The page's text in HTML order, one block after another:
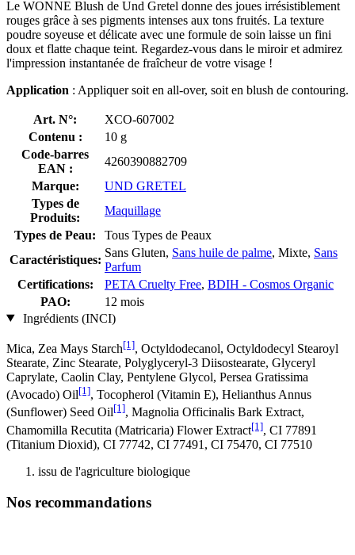
Le WONNE Blush de Und Gretel donne des joues irrésistiblement
rouges grâce à ses pigments intenses aux tons fruités. La texture
poudre soyeuse et délicate avec une formule de soin laisse un fini
doux et flatte chaque teint. Regardez-vous dans le miroir et admirez
l'impression instantanée de fraîcheur de votre visage !
Application : Appliquer soit en all-over, soit en blush de contouring.
Art. N°:
XCO-607002
Contenu :
10 g
Code-barres
EAN :
4260390882709
Marque:
UND GRETEL
Types de
Produits:
Maquillage
Types de Peau:
Tous Types de Peaux
Caractéristiques:
Sans Gluten, Sans huile de palme, Mixte, Sans
Parfum
Certifications:
PETA Cruelty Free, BDIH - Cosmos Organic
PAO:
12 mois
Ingrédients (INCI)
Mica, Zea Mays Starch[1], Octyldodecanol, Octyldodecyl Stearoyl
Stearate, Zinc Stearate, Polyglyceryl-3 Diisostearate, Glyceryl
Caprylate, Caolin Clay, Pentylene Glycol, Persea Gratissima
(Avocado) Oil[1], Tocopherol (Vitamin E), Helianthus Annus
(Sunflower) Seed Oil[1], Magnolia Officinalis Bark Extract,
Chamomilla Recutita (Matricaria) Flower Extract[1], CI 77891
(Titanium Dioxid), CI 77742, CI 77491, CI 75470, CI 77510
issu de l'agriculture biologique
Nos recommandations